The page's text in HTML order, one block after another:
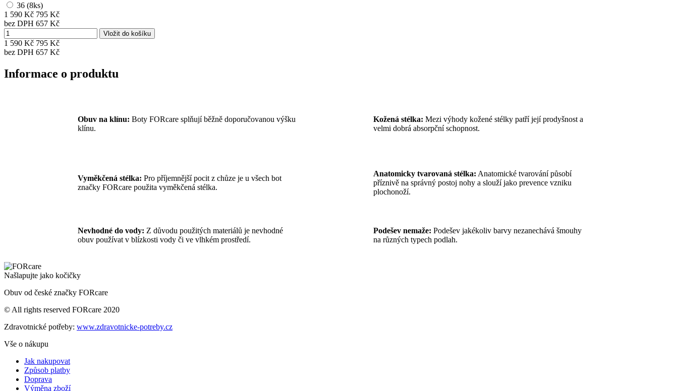
36 (8ks)
1 590 Kč 795 Kč
bez DPH 657 Kč
1 590 Kč 795 Kč
bez DPH 657 Kč
Informace o produktu
Obuv na klínu: Boty FORcare splňují běžně doporučovanou výšku
klínu.
Kožená stélka: Mezi výhody kožené stélky patří její prodyšnost a
velmi dobrá absorpční schopnost.
Vyměkčená stélka: Pro příjemnější pocit z chůze je u všech bot
značky FORcare použita vyměkčená stélka.
Anatomicky tvarovaná stélka: Anatomické tvarování působí
příznivě na správný postoj nohy a slouží jako prevence vzniku
plochonoží.
Nevhodné do vody: Z důvodu použitých materiálů je nevhodné
obuv používat v blízkosti vody či ve vlhkém prostředí.
Podešev nemaže: Podešev jakékoliv barvy nezanechává šmouhy
na různých typech podlah.
Našlapujte jako kočičky
Obuv od české značky FORcare
© All rights reserved FORcare 2020
Zdravotnické potřeby: www.zdravotnicke-potreby.cz
Vše o nákupu
Jak nakupovat
Způsob platby
Doprava
Výměna zboží